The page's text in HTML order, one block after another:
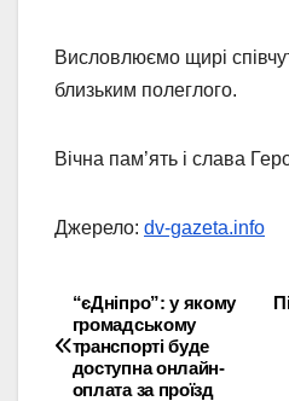
Висловлюємо щирі
близьким полеглого.
Вічна пам’ять і слава
Джерело: dv-gazeta.info
Навігація
записів
“єДніпро”: у якому
громадському
транспорті буде
доступна онлайн-
оплата за проїзд